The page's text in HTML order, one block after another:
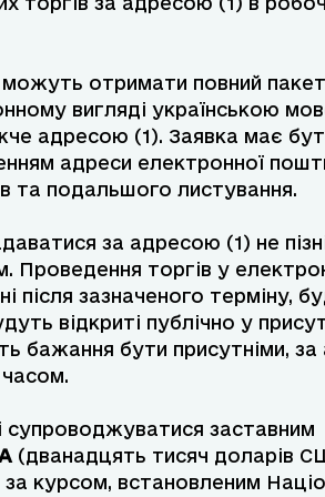
можуть отримати повний пакет
вигляді українською
адресою (1). Заявка має
адреси електронної
та подальшого листування.
за адресою (1) не
Проведення торгів у
після зазначеного терміну,
відкриті публічно у
бажання бути присутніми,
часом.
супроводжуватися заставним
(дванадцять тисяч доларів
за курсом, встановленим